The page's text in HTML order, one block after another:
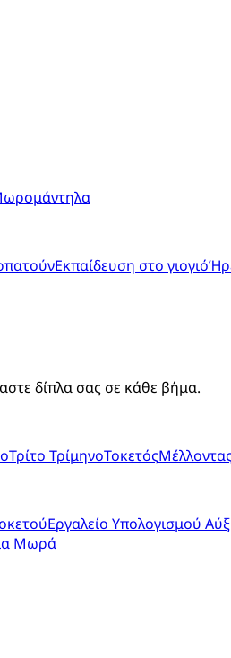
Εκπαίδευση στο γιογιό
δίπλα σας σε κάθε βήμα.
Τρίτο ΤρίμηνοΤοκετός
Εργαλείο Υπολογισμού
Μωρά